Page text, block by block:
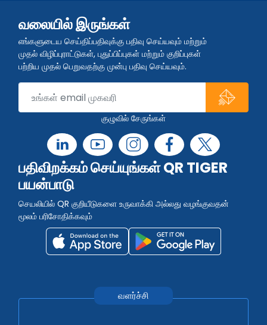
வலையில் இருங்கள்
எங்களுடைய செய்திப்பதிவுக்கு பதிவு செய்யவும் மற்றும்
முதல் விழிப்புராட்டுகள், புதுப்பிப்புகள் மற்றும் குறிப்புகள்
பற்றிய முதல் பெறுவதற்கு முன்பு பதிவு செய்யவும்.
குழுவில் சேருங்கள்
பதிவிறக்கம் செய்யுங்கள் QR TIGER
பயன்பாடு
செயலியில் QR குறியீடுகளை உருவாக்கி அல்லது வழங்குவதன்
மூலம் பரிசோதிக்கவும்
வளர்ச்சி